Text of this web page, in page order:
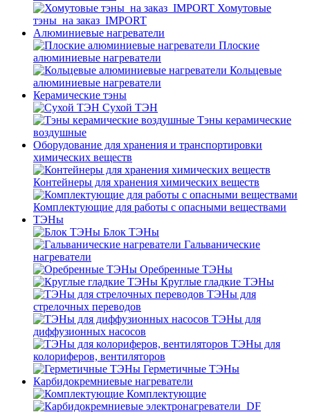
Хомутовые
тэны_на заказ_IMPORT
Алюминиевые нагреватели
Плоские
алюминиевые нагреватели
Кольцевые
алюминиевые нагреватели
Керамические тэны
Сухой ТЭН
Тэны керамические
воздушные
Оборудование для хранения и транспортировки
химических веществ
Контейнеры для хранения химических веществ
Комплектующие для работы с опасными веществами
ТЭНы
Блок ТЭНы
Гальванические
нагреватели
Оребренные ТЭНы
Круглые гладкие ТЭНы
ТЭНы для
стрелочных переводов
ТЭНы для
диффузионных насосов
ТЭНы для
колориферов, вентиляторов
Герметичные ТЭНы
Карбидокремниевые нагреватели
Комплектующие